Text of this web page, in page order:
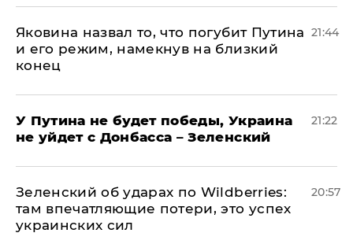
Яковина назвал то, что погубит Путина
и его режим, намекнув на близкий
конец
21:44
У Путина не будет победы, Украина
не уйдет с Донбасса – Зеленский
21:22
Зеленский об ударах по Wildberries:
там впечатляющие потери, это успех
украинских сил
20:57